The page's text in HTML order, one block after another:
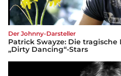
Der Johnny-Darsteller
Patrick Swayze: Die
„Dirty Dancing“-Stars